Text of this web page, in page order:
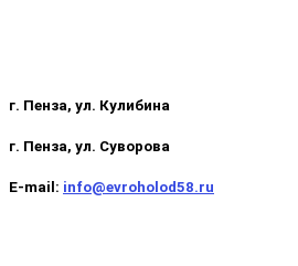
г. Пенза, ул. Кулибина
г. Пенза, ул. Суворова
E-mail: info@evroholod58.ru